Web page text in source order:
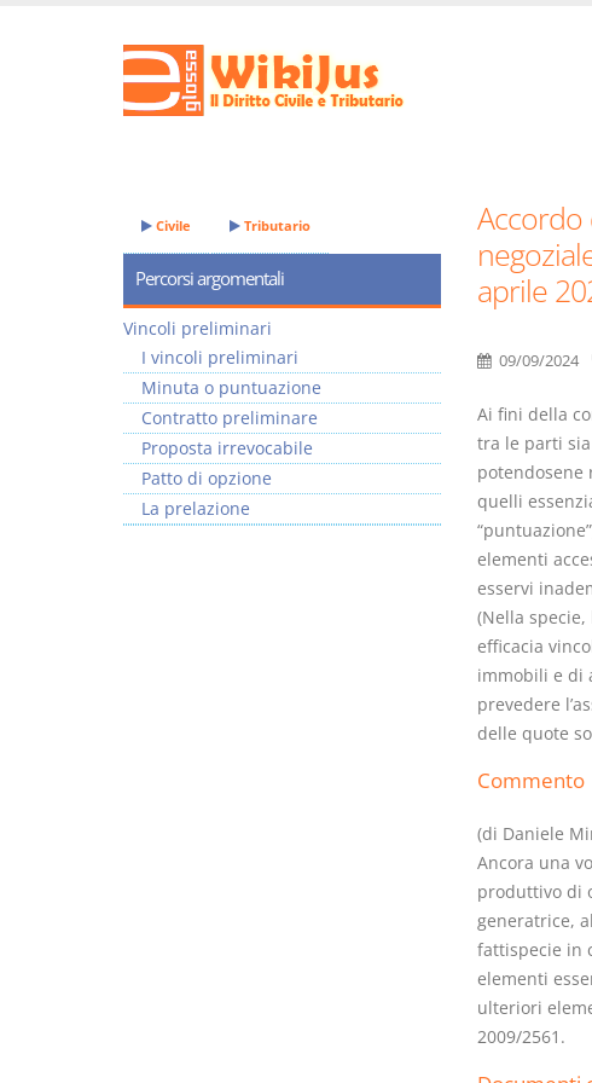
Accordo
aprile
09/09/2024
Ai fini della
tra le parti
potendosene
quelli
elementi
esservi
(Nella
efficacia
immobili e di
prevedere
delle quote
Commento
(di Daniele
Ancora una
produttivo di
generatrice,
fattispecie in
elementi
ulteriori
2009/2561.
Civile Tributario
Percorsi argomentali
Vincoli preliminari
I vincoli preliminari
Minuta o puntuazione
Contratto preliminare
Proposta irrevocabile
Patto di opzione
La prelazione
Usufrutto Uso e
€ 4,19